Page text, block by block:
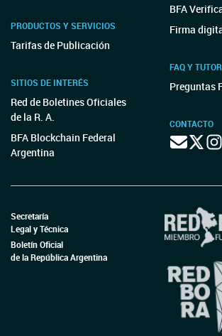
PRODUCTOS Y SERVICIOS
Tarifas de Publicación
SITIOS DE INTERÉS
Red de Boletines Oficiales
de la R. A.
BFA Blockchain Federal
Argentina
BFA
Firma
FAQ Y
Preguntas
CONTACTO
Secretaría
Legal y Técnica
Boletín Oficial
de la República Argentina